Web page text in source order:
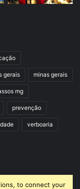
gerais minas gerais
mg
prevenção
verboaria
to connect your